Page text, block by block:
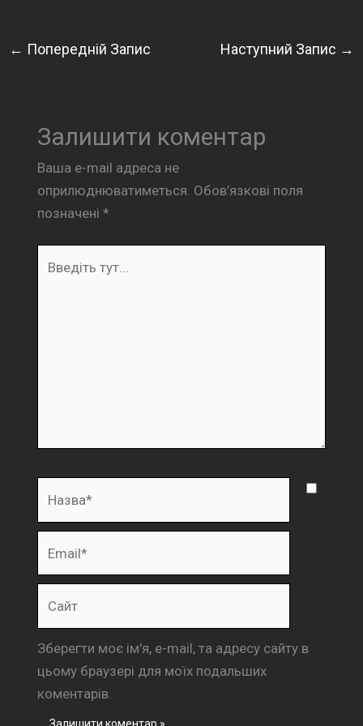
← Попередній Запис Наступний Запис →
Залишити коментар
Ваша e-mail адреса не
оприлюднюватиметься. Обов’язкові поля
позначені *
Зберегти моє ім'я, e-mail, та адресу сайту в
цьому браузері для моїх подальших
коментарів.